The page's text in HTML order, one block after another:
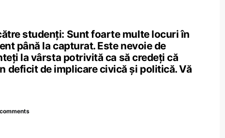
studenți: Sunt foarte multe locuri în
până la capturat. Este nevoie de
la vârsta potrivită ca să credeți că
deficit de implicare civică și politică. Vă